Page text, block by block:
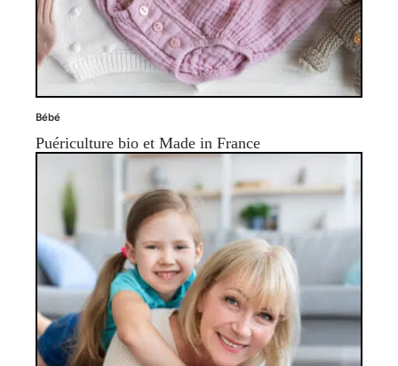
Bébé
Puériculture bio et Made in France